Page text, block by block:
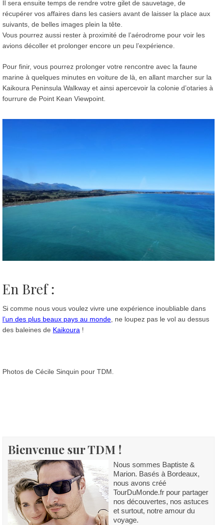
Il sera ensuite temps de rendre votre gilet de sauvetage, de
récupérer vos affaires dans les casiers avant de laisser la place aux
suivants, de belles images plein la tête.
Vous pourrez aussi rester à proximité de l’aérodrome pour voir les
avions décoller et prolonger encore un peu l’expérience.
Pour finir, vous pourrez prolonger votre rencontre avec la faune
marine à quelques minutes en voiture de là, en allant marcher sur la
Kaikoura Peninsula Walkway et ainsi apercevoir la colonie d’otaries à
fourrure de Point Kean Viewpoint.
En Bref :
Si comme nous vous voulez vivre une expérience inoubliable dans
l’un des plus beaux pays au monde , ne loupez pas le vol au dessus
des baleines de Kaikoura !
Photos de Cécile Sinquin pour TDM.
Bienvenue sur TDM !
Nous sommes Baptiste &
Marion. Basés à Bordeaux,
nous avons créé
TourDuMonde.fr pour partager
nos découvertes, nos astuces
et surtout, notre amour du
voyage.